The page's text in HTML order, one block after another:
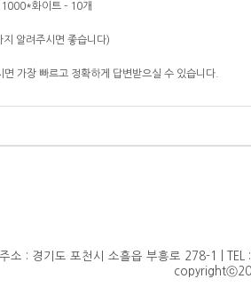
화이트 - 10개
알려주시면 좋습니다)
가장 빠르고 정확하게 답변받으실 수 있습니다.
주소 : 경기도 포천시 소흘읍 부흥로 278-1 |